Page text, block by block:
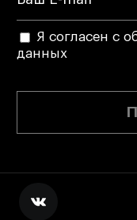
развитие
ИЗО и Керамика
Ландшафтный
Все программы
Я согласен с
данных